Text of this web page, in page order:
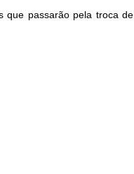
que passarão pela troca de